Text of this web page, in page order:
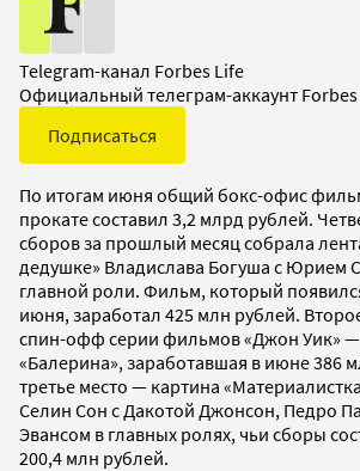
Telegram-канал Forbes Life
Официальный телеграм-аккаунт Forbes
Подписаться
По итогам июня общий бокс-офис
прокате составил 3,2 млрд рублей.
сборов за прошлый месяц собрала
дедушке» Владислава Богуша с Юрием
главной роли. Фильм, который
июня, заработал 425 млн рублей.
спин-офф серии фильмов «Джон Уик» —
«Балерина», заработавшая в июне 386
третье место — картина
Селин Сон с Дакотой Джонсон, Педро
Эвансом в главных ролях, чьи сборы
200,4 млн рублей.